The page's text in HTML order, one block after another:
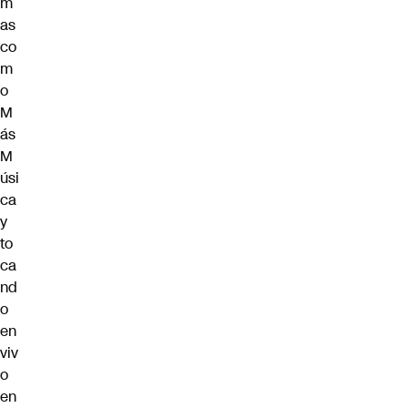
as
co
m
o
M
ás
M
úsi
ca
y
to
ca
nd
o
en
viv
o
en